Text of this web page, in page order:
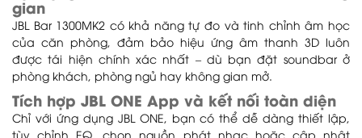
gian
JBL Bar 1300MK2 có khả năng tự đo và tinh chỉnh âm học
của căn phòng, đảm bảo hiệu ứng âm thanh 3D luôn
được tái hiện chính xác nhất – dù bạn đặt soundbar ở
phòng khách, phòng ngủ hay không gian mở.
Tích hợp JBL ONE App và kết nối toàn diện
Chỉ với ứng dụng JBL ONE, bạn có thể dễ dàng thiết lập,